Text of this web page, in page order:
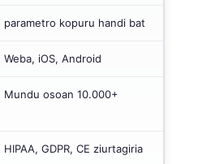
parametro kopuru handi bat
Weba, iOS, Android
Mundu osoan 10.000+
HIPAA, GDPR, CE ziurtagiria